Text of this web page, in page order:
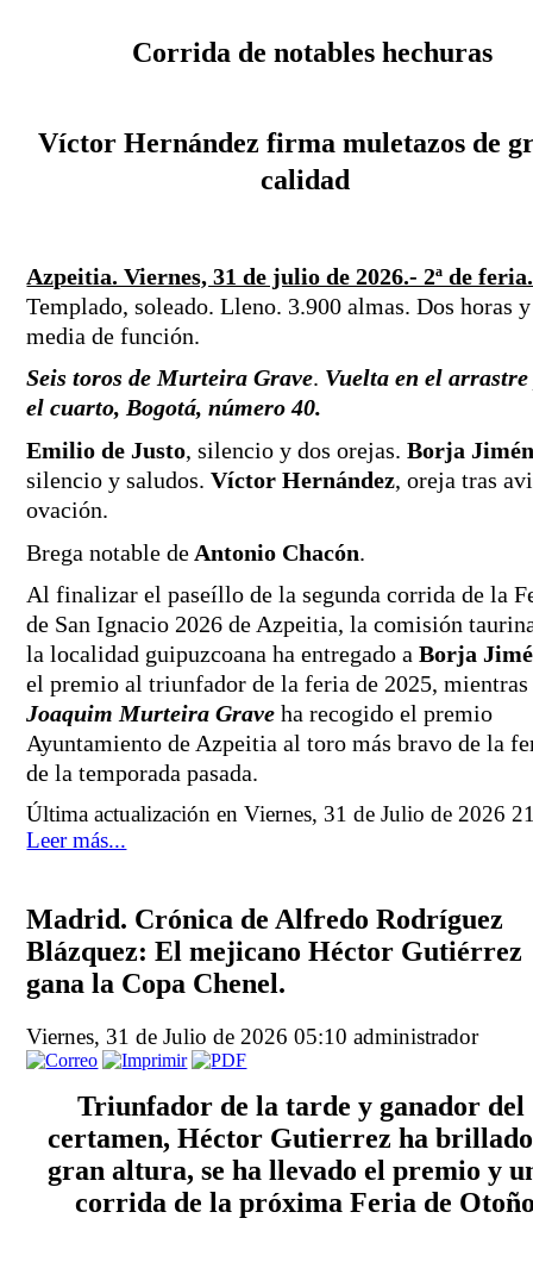
Corrida de notables hechuras
Víctor Hernández firma muletazos de
calidad
Azpeitia. Viernes, 31 de julio de 2026.- 2ª de feria.
Templado, soleado. Lleno. 3.900 almas. Dos horas y
media de función.
Seis toros de Murteira Grave. Vuelta en el
el cuarto, Bogotá, número 40.
Emilio de Justo, silencio y dos orejas. Borja
silencio y saludos. Víctor Hernández, oreja tras
ovación.
Brega notable de Antonio Chacón.
Al finalizar el paseíllo de la segunda corrida de la
de San Ignacio 2026 de Azpeitia, la comisión
la localidad guipuzcoana ha entregado a Borja
Joaquim Murteira Grave ha recogido el premio
Ayuntamiento de Azpeitia al toro más bravo de la
de la temporada pasada.
Última actualización en Viernes, 31 de Julio de 2026
Leer más...
Madrid. Crónica de Alfredo Rodríguez
Blázquez: El mejicano Héctor Gutiérrez
gana la Copa Chenel.
Viernes, 31 de Julio de 2026 05:10administrador
Triunfador de la tarde y ganador del
certamen, Héctor Gutierrez ha
gran altura, se ha llevado el premio y
corrida de la próxima Feria de